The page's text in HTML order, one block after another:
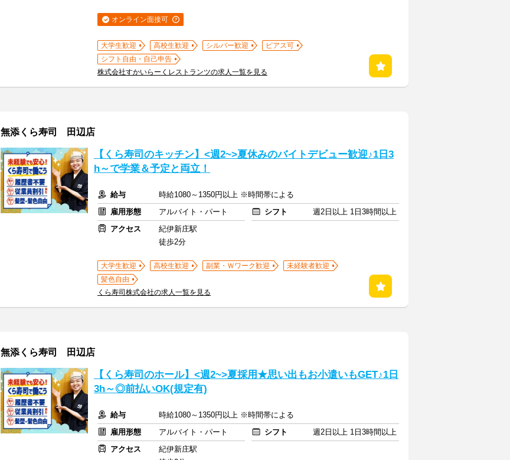
オンライン面接可
大学生歓迎 高校生歓迎 シルバー歓迎
ピアス可
シフト自由・自己申告
株式会社すかいらーくレストランツの求人一覧を見る
無添くら寿司 田辺店
【くら寿司のキッチン】<週2~>夏休みのバイトデビュー歓迎♪1日3
h～で学業＆予定と両立！
給与
時給1080～1350円以上 ※時間帯による
雇用形態
アルバイト・パート シフト
週2日以上 1日3時間以上
アクセス
紀伊新庄駅
徒歩2分
大学生歓迎 高校生歓迎 副業・Ｗワーク歓迎
未経験者歓迎
髪色自由
くら寿司株式会社の求人一覧を見る
無添くら寿司 田辺店
【くら寿司のホール】<週2~>夏採用★思い出もお小遣いもGET♪1日
3h～◎前払いOK(規定有)
給与
時給1080～1350円以上 ※時間帯による
雇用形態
アルバイト・パート シフト
週2日以上 1日3時間以上
アクセス
紀伊新庄駅